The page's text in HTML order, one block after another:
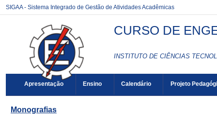
SIGAA - Sistema Integrado de Gestão de Atividades Acadêmicas
CURSO DE
INSTITUTO DE CIÊNCIAS
Apresentação Ensino Calendário Projeto
Monografias